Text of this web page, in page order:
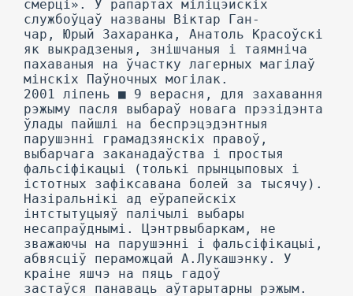
смерці». У рапартах міліцэйскіх
службоўцаў названы Віктар Ган-
чар, Юрый Захаранка, Анатоль Красоўскі
як выкрадзеныя, знішчаныя і таямніча
пахаваныя на ўчастку лагерных магілаў
мінскіх Паўночных могілак.
2001 ліпень ■ 9 верасня, для захавання
рэжыму пасля выбараў новага прэзідэнта
ўлады пайшлі на беспрэцэдэнтныя
парушэнні грамадзянскіх правоў,
выбарчага заканадаўства і простыя
фальсіфікацыі (толькі прынцыповых і
істотных зафіксавана болей за тысячу).
Назіральнікі ад еўрапейскіх
інтстытуцыяў палічылі выбары
несапраўднымі. Цэнтрвыбаркам, не
зважаючы на парушэнні і фальсіфікацыі,
абвясціў пераможцай А.Лукашэнку. У
краіне яшчэ на пяць гадоў
застаўся панаваць аўтарытарны рэжым.